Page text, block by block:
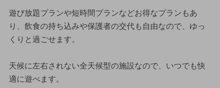
遊び放題プランや短時間プランなどお得なプランもあ
り、飲食の持ち込みや保護者の交代も自由なので、ゆっ
くりと過ごせます。
天候に左右されない全天候型の施設なので、いつでも快
適に遊べます。